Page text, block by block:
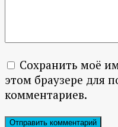
Сохранить моё
этом браузере для
комментариев.